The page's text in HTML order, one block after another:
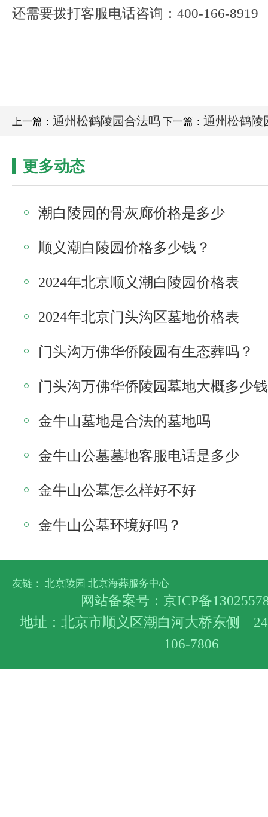
还需要拨打客服电话咨询：400-166-8919
上一篇： 通州松鹤陵园合法吗 下一篇： 通州松鹤陵
更多动态
潮白陵园的骨灰廊价格是多少
顺义潮白陵园价格多少钱？
2024年北京顺义潮白陵园价格表
2024年北京门头沟区墓地价格表
门头沟万佛华侨陵园有生态葬吗？
门头沟万佛华侨陵园墓地大概多少
金牛山墓地是合法的墓地吗
金牛山公墓墓地客服电话是多少
金牛山公墓怎么样好不好
金牛山公墓环境好吗？
友链： 北京陵园 北京海葬服务中心
网站备案号： 京ICP备
地址：北京市顺义区潮白河大桥东侧
106-7806